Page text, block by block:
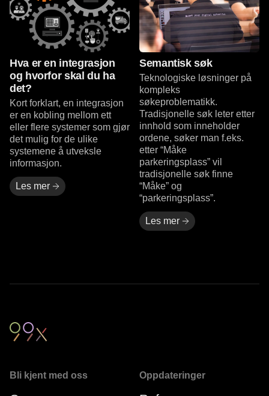
Hva er en integrasjon
og hvorfor skal du ha
det?
Kort forklart, en integrasjon
er en kobling mellom ett
eller flere systemer som gjør
det mulig for de ulike
systemene å utveksle
informasjon.
Les mer
Semantisk søk
Teknologiske løsninger på
kompleks
søkeproblematikk.
Tradisjonelle søk leter etter
innhold som inneholder
ordene, søker man f.eks.
etter “Måke
parkeringsplass” vil
tradisjonelle søk finne
“Måke” og
“parkeringsplass”.
Les mer
Bli kjent med oss Oppdateringer